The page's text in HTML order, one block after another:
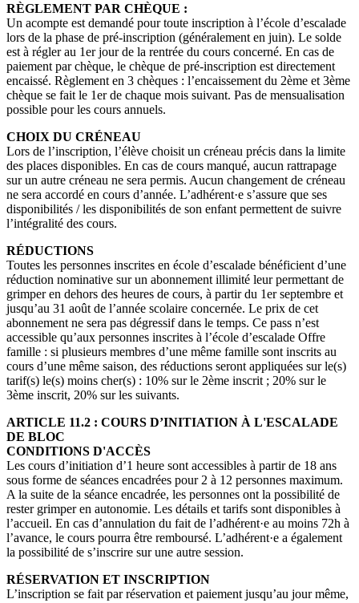
RÈGLEMENT PAR CHÈQUE :
Un acompte est demandé pour toute inscription à l’école d’escalade
lors de la phase de pré-inscription (généralement en juin). Le solde
est à régler au 1er jour de la rentrée du cours concerné. En cas de
paiement par chèque, le chèque de pré-inscription est directement
encaissé. Règlement en 3 chèques : l’encaissement du 2ème et 3ème
chèque se fait le 1er de chaque mois suivant. Pas de mensualisation
possible pour les cours annuels.
CHOIX DU CRÉNEAU
Lors de l’inscription, l’élève choisit un créneau précis dans la limite
des places disponibles. En cas de cours manqué, aucun rattrapage
sur un autre créneau ne sera permis. Aucun changement de créneau
ne sera accordé en cours d’année. L’adhérent·e s’assure que ses
disponibilités / les disponibilités de son enfant permettent de suivre
l’intégralité des cours.
RÉDUCTIONS
Toutes les personnes inscrites en école d’escalade bénéficient d’une
réduction nominative sur un abonnement illimité leur permettant de
grimper en dehors des heures de cours, à partir du 1er septembre et
jusqu’au 31 août de l’année scolaire concernée. Le prix de cet
abonnement ne sera pas dégressif dans le temps. Ce pass n’est
accessible qu’aux personnes inscrites à l’école d’escalade Offre
famille : si plusieurs membres d’une même famille sont inscrits au
cours d’une même saison, des réductions seront appliquées sur le(s)
tarif(s) le(s) moins cher(s) : 10% sur le 2ème inscrit ; 20% sur le
3ème inscrit, 20% sur les suivants.
ARTICLE 11.2 : COURS D’INITIATION À L'ESCALADE
DE BLOC
CONDITIONS D'ACCÈS
Les cours d’initiation d’1 heure sont accessibles à partir de 18 ans
sous forme de séances encadrées pour 2 à 12 personnes maximum.
A la suite de la séance encadrée, les personnes ont la possibilité de
rester grimper en autonomie. Les détails et tarifs sont disponibles à
l’accueil. En cas d’annulation du fait de l’adhérent·e au moins 72h à
l’avance, le cours pourra être remboursé. L’adhérent·e a également
la possibilité de s’inscrire sur une autre session.
RÉSERVATION ET INSCRIPTION
L’inscription se fait par réservation et paiement jusqu’au jour même,